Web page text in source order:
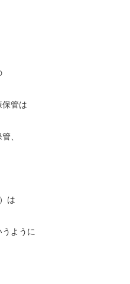
保管は
、
は
ように